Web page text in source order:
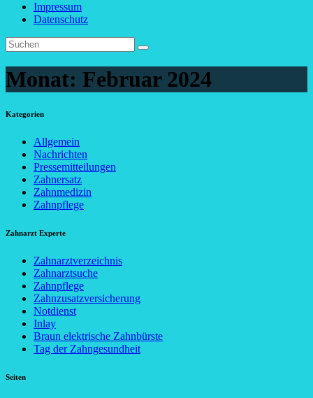
Impressum
Datenschutz
Monat: Februar 2024
Kategorien
Allgemein
Nachrichten
Pressemitteilungen
Zahnersatz
Zahnmedizin
Zahnpflege
Zahnarzt Experte
Zahnarztverzeichnis
Zahnarztsuche
Zahnpflege
Zahnzusatzversicherung
Notdienst
Inlay
Braun elektrische Zahnbürste
Tag der Zahngesundheit
Seiten